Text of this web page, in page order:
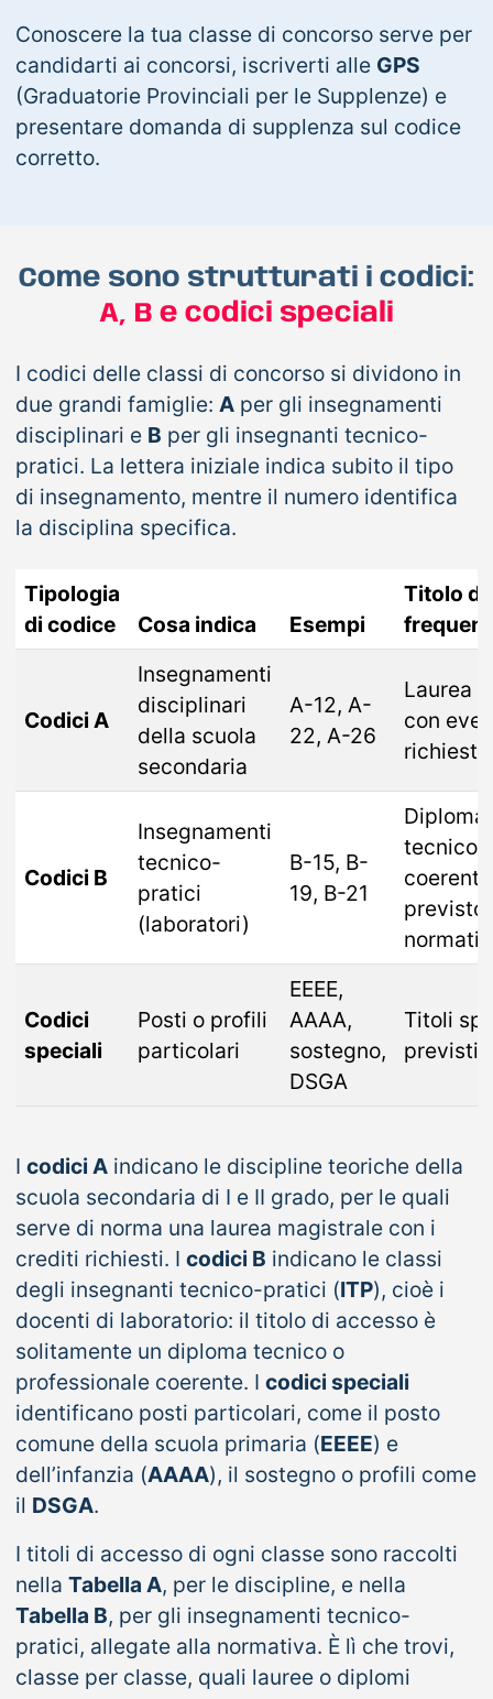
Conoscere la tua classe di concorso serve per
candidarti ai concorsi, iscriverti alle GPS
(Graduatorie Provinciali per le Supplenze) e
presentare domanda di supplenza sul codice
corretto.
Come sono strutturati i codici:
A, B e codici speciali
I codici delle classi di concorso si dividono in
due grandi famiglie: A per gli insegnamenti
disciplinari e B per gli insegnanti tecnico-
pratici. La lettera iniziale indica subito il tipo
di insegnamento, mentre il numero identifica
la disciplina specifica.
Tipologia
di codice
Cosa indica Esempi
Titolo di
Codici A
Insegnamenti
disciplinari
della scuola
secondaria
A-12, A-
22, A-26
Laurea
con
richiesti
Codici B
Insegnamenti
tecnico-
pratici
(laboratori)
B-15, B-
19, B-21
Diploma
tecnico/
previsto
Codici
speciali
Posti o profili
particolari
EEEE,
AAAA,
sostegno,
DSGA
Titoli
previsti
Icodici A indicano le discipline teoriche della
scuola secondaria di I e II grado, per le quali
serve di norma una laurea magistrale con i
crediti richiesti. Icodici B indicano le classi
degli insegnanti tecnico-pratici (ITP), cioè i
docenti di laboratorio: il titolo di accesso è
solitamente un diploma tecnico o
professionale coerente. Icodici speciali
identificano posti particolari, come il posto
comune della scuola primaria (EEEE) e
dell’infanzia (AAAA), il sostegno o profili come
il DSGA.
I titoli di accesso di ogni classe sono raccolti
nellaTabella A, per le discipline, e nella
Tabella B, per gli insegnamenti tecnico-
pratici, allegate alla normativa. È lì che trovi,
classe per classe, quali lauree o diplomi